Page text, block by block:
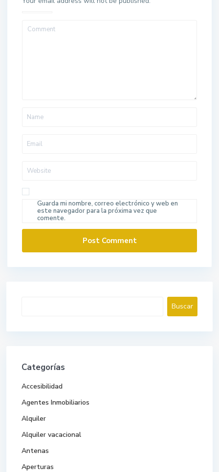
Guarda mi nombre, correo electrónico y web en
este navegador para la próxima vez que
comente.
Buscar
Categorías
Accesibilidad
Agentes Inmobiliarios
Alquiler
Alquiler vacacional
Antenas
Aperturas